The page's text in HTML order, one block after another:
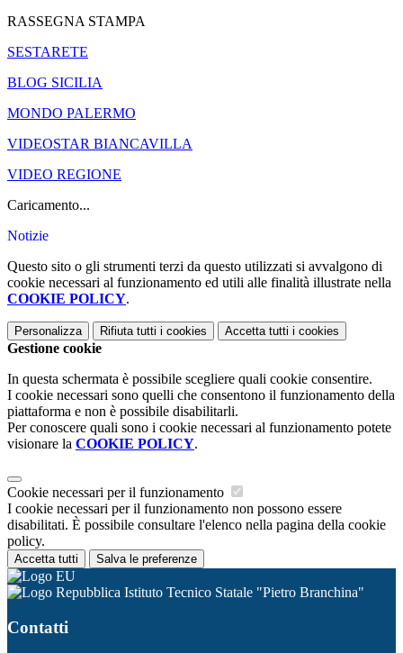
RASSEGNA STAMPA
SESTARETE
BLOG SICILIA
MONDO PALERMO
VIDEOSTAR BIANCAVILLA
VIDEO REGIONE
Caricamento...
Notizie
Questo sito o gli strumenti terzi da questo utilizzati si avvalgono di
cookie necessari al funzionamento ed utili alle finalità illustrate nella
COOKIE POLICY.
Personalizza Rifiuta tutti i cookies Accetta tutti i cookies
Gestione cookie
In questa schermata è possibile scegliere quali cookie consentire.
I cookie necessari sono quelli che consentono il funzionamento della
piattaforma e non è possibile disabilitarli.
Per conoscere quali sono i cookie necessari al funzionamento potete
visionare la COOKIE POLICY.
Cookie necessari per il funzionamento
I cookie necessari per il funzionamento non possono essere
disabilitati. È possibile consultare l'elenco nella pagina della cookie
policy.
Accetta tutti Salva le preferenze
Istituto Tecnico Statale "Pietro Branchina"
Contatti